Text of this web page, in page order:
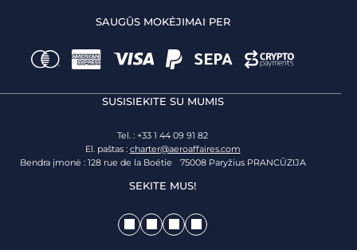
SAUGŪS MOKĖJIMAI PER
SUSISIEKITE SU MUMIS
Tel. : +33 1 44 09 91 82
El. paštas : charter@aeroaffaires.com
Bendra įmonė : 128 rue de la Boétie 75008 Paryžius PRANCŪZIJA
SEKITE MUS!